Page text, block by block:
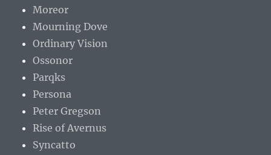
Moreor
Mourning Dove
Ordinary Vision
Ossonor
Parqks
Persona
Peter Gregson
Rise of Avernus
Syncatto